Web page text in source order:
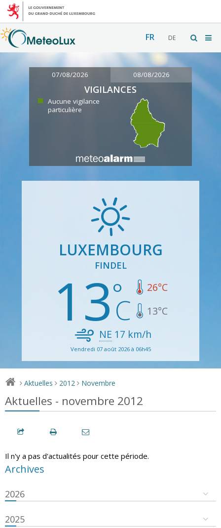
FR DE
07/08/2026 08/08/2026
VIGILANCES
Aucune vigilance
particulière
LUXEMBOURG
FINDEL
13 26°C
13°C
NE 17 km/h
Vendredi 07 août 2026 à 06h45
> Aktuelles > 2012 > Novembre
Aktuelles - novembre 2012
Il n'y a pas d'actualités pour cette période.
Archives
2026
2025